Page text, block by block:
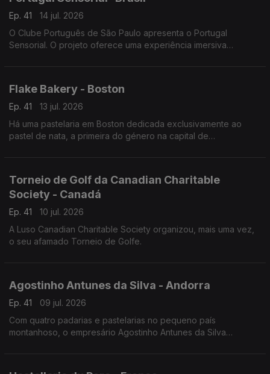
Ep. 41
14 jul. 2026
O Clube Português de São Paulo apresenta o Portugal
Sensorial. O projeto oferece uma experiência imersiva
Flake Bakery - Boston
Ep. 41
13 jul. 2026
Há uma pastelaria em Boston dedicada exclusivamente ao
pastel de nata, a primeira do género na capital de
Torneio de Golf da Canadian Charitable
Society - Canadá
Ep. 41
10 jul. 2026
A Luso Canadian Charitable Society organizou, mais uma vez,
o seu afamado Torneio de Golfe.
Agostinho Antunes da Silva - Andorra
Ep. 41
09 jul. 2026
Com quatro padarias e pastelarias no pequeno país
montanhoso, o empresário Agostinho Antunes da Silva